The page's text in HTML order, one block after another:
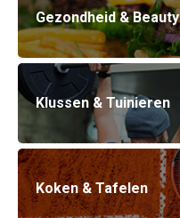
Gezondheid & Beauty
Klussen & Tuinieren
Koken & Tafelen